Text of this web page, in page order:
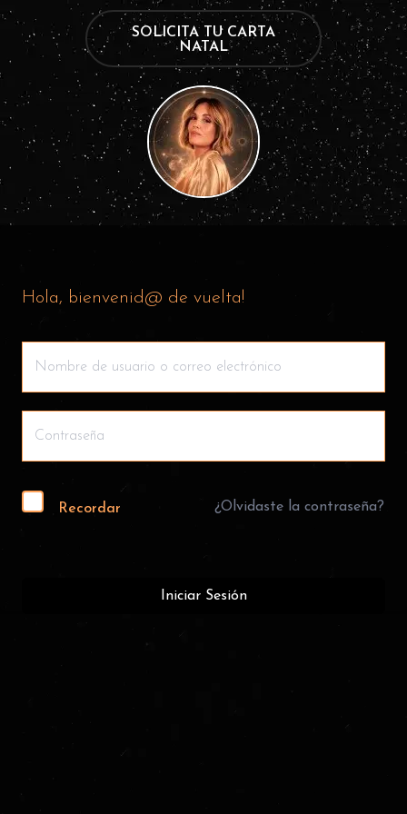
SOLICITA TU CARTA
NATAL
Hola, bienvenid@ de vuelta!
Recordar ¿Olvidaste la contraseña?
Iniciar Sesión